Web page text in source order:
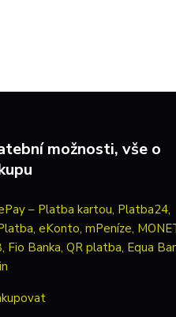
možnosti, vše o